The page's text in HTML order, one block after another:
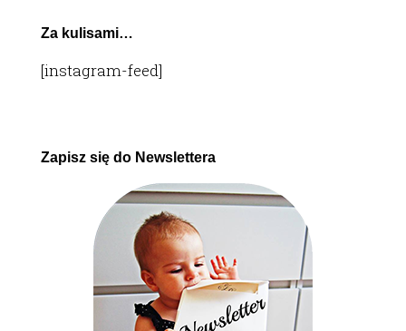
Za kulisami…
[instagram-feed]
Zapisz się do Newslettera